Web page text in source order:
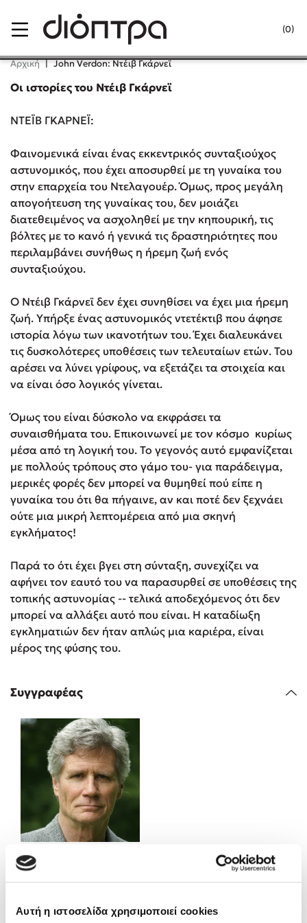
Αυτή η ιστοσελίδα χρησιμοποιεί cookies
(0)
Κλείσιμο
Δημοφιλή Βιβλία
Το ξενοδοχείο των συναισθημάτων
Καθρέφτης
Sebastian Fitzek
Playlist
Στέφανος Ξενάκης
Κώστας Κρομμύδας
Ιωάννης Γλωσσόπουλος
Ένας γίγαντας στο σχολείο
Δανάη Δεληγεώργη
Πάνω, κάτω, μπροστά, πίσω
Αρχική | John Verdon: Ντέιβ Γκάρνεϊ
Οι ιστορίες του Ντέιβ Γκάρνεϊ
ΝΤΕΪΒ ΓΚΑΡΝΕΪ:
Φαινομενικά είναι ένας εκκεντρικός συνταξιούχος
αστυνομικός, που έχει αποσυρθεί με τη γυναίκα του
στην επαρχεία του Ντελαγουέρ. Όμως, προς μεγάλη
απογοήτευση της γυναίκας του, δεν μοιάζει
διατεθειμένος να ασχοληθεί με την κηπουρική, τις
βόλτες με το κανό ή γενικά τις δραστηριότητες που
περιλαμβάνει συνήθως η ήρεμη ζωή ενός
συνταξιούχου.
Ο Ντέιβ Γκάρνεϊ δεν έχει συνηθίσει να έχει μια ήρεμη
ζωή. Υπήρξε ένας αστυνομικός ντετέκτιβ που άφησε
ιστορία λόγω των ικανοτήτων του. Έχει διαλευκάνει
τις δυσκολότερες υποθέσεις των τελευταίων ετών. Του
αρέσει να λύνει γρίφους, να εξετάζει τα στοιχεία και
να είναι όσο λογικός γίνεται.
Όμως του είναι δύσκολο να εκφράσει τα
συναισθήματα του. Επικοινωνεί με τον κόσμο κυρίως
μέσα από τη λογική του. Το γεγονός αυτό εμφανίζεται
με πολλούς τρόπους στο γάμο του- για παράδειγμα,
μερικές φορές δεν μπορεί να θυμηθεί πού είπε η
γυναίκα του ότι θα πήγαινε, αν και ποτέ δεν ξεχνάει
ούτε μια μικρή λεπτομέρεια από μια σκηνή
εγκλήματος!
Παρά το ότι έχει βγει στη σύνταξη, συνεχίζει να
αφήνει τον εαυτό του να παρασυρθεί σε υποθέσεις της
τοπικής αστυνομίας -- τελικά αποδεχόμενος ότι δεν
μπορεί να αλλάξει αυτό που είναι. Η καταδίωξη
εγκληματιών δεν ήταν απλώς μια καριέρα, είναι
μέρος της φύσης του.
Συγγραφέας